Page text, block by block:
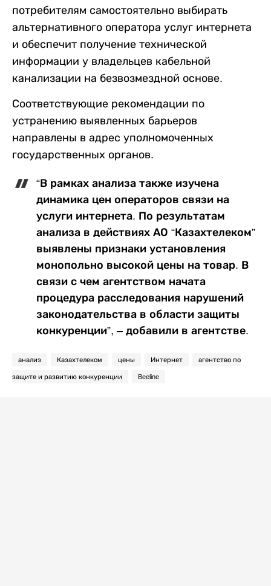
потребителям самостоятельно выбирать
альтернативного оператора услуг интернета
и обеспечит получение технической
информации у владельцев кабельной
канализации на безвозмездной основе.
Соответствующие рекомендации по
устранению выявленных барьеров
направлены в адрес уполномоченных
государственных органов.
“В рамках анализа также изучена
динамика цен операторов связи на
услуги интернета. По результатам
анализа в действиях АО “Казахтелеком”
выявлены признаки установления
монопольно высокой цены на товар. В
связи с чем агентством начата
процедура расследования нарушений
законодательства в области защиты
конкуренции”, – добавили в агентстве.
анализ Казахтелеком цены Интернет агентство по
защите и развитию конкуренции Beeline